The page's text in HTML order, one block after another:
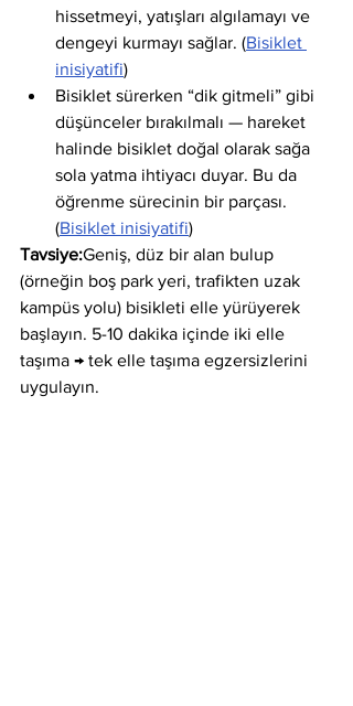
hissetmeyi, yatışları algılamayı ve
dengeyi kurmayı sağlar. (Bisiklet
inisiyatifi)
Bisiklet sürerken “dik gitmeli” gibi
düşünceler bırakılmalı — hareket
halinde bisiklet doğal olarak sağa
sola yatma ihtiyacı duyar. Bu da
öğrenme sürecinin bir parçası.
(Bisiklet inisiyatifi)
Tavsiye:Geniş, düz bir alan bulup
(örneğin boş park yeri, trafikten uzak
kampüs yolu) bisikleti elle yürüyerek
başlayın. 5-10 dakika içinde iki elle
taşıma → tek elle taşıma egzersizlerini
uygulayın.